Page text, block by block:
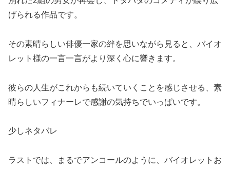
げられる作品です。
その素晴らしい俳優一家の絆を思いながら見ると、バイオ
レット様の一言一言がより深く心に響きます。
彼らの人生がこれからも続いていくことを感じさせる、素
晴らしいフィナーレで感謝の気持ちでいっぱいです。
少しネタバレ️
ラストでは、まるでアンコールのように、バイオレットお